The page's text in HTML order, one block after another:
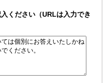
ください（URLは入力でき